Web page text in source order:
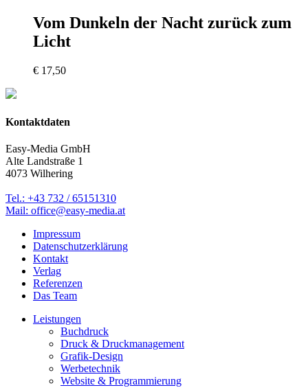
Vom Dunkeln der Nacht zurück zum
Licht
€ 17,50
Kontaktdaten
Easy-Media GmbH
Alte Landstraße 1
4073 Wilhering
Tel.: +43 732 / 65151310
Mail: office@easy-media.at
Impressum
Datenschutzerklärung
Kontakt
Verlag
Referenzen
Das Team
Leistungen
Buchdruck
Druck & Druckmanagement
Grafik-Design
Werbetechnik
Website & Programmierung